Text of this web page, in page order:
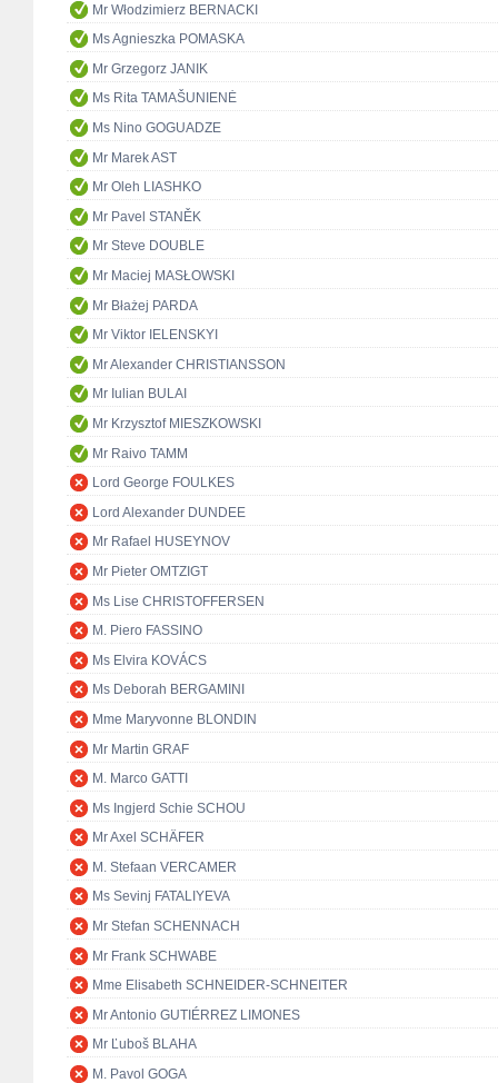
Mr Włodzimierz BERNACKI
Ms Agnieszka POMASKA
Mr Grzegorz JANIK
Ms Rita TAMAŠUNIENĖ
Ms Nino GOGUADZE
Mr Marek AST
Mr Oleh LIASHKO
Mr Pavel STANĚK
Mr Steve DOUBLE
Mr Maciej MASŁOWSKI
Mr Błażej PARDA
Mr Viktor IELENSKYI
Mr Alexander CHRISTIANSSON
Mr Iulian BULAI
Mr Krzysztof MIESZKOWSKI
Mr Raivo TAMM
Lord George FOULKES
Lord Alexander DUNDEE
Mr Rafael HUSEYNOV
Mr Pieter OMTZIGT
Ms Lise CHRISTOFFERSEN
M. Piero FASSINO
Ms Elvira KOVÁCS
Ms Deborah BERGAMINI
Mme Maryvonne BLONDIN
Mr Martin GRAF
M. Marco GATTI
Ms Ingjerd Schie SCHOU
Mr Axel SCHÄFER
M. Stefaan VERCAMER
Ms Sevinj FATALIYEVA
Mr Stefan SCHENNACH
Mr Frank SCHWABE
Mme Elisabeth SCHNEIDER-SCHNEITER
Mr Antonio GUTIÉRREZ LIMONES
Mr Ľuboš BLAHA
M. Pavol GOGA